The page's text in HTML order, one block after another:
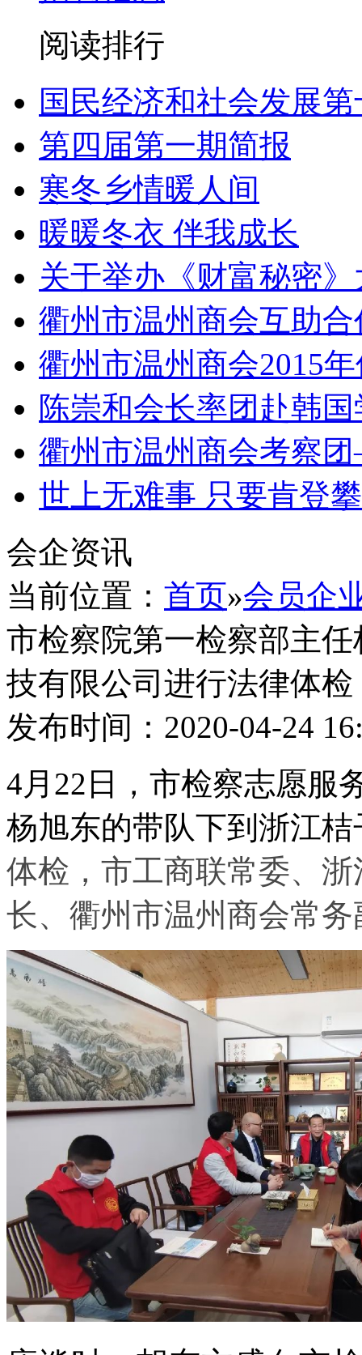
阅读排行
国民经济和社会发展
第四届第一期简报
寒冬乡情暖人间
暖暖冬衣 伴我成长
关于举办《财富秘密
衢州市温州商会互助
衢州市温州商会2015
陈崇和会长率团赴韩
衢州市温州商会考察
世上无难事 只要肯登
会企资讯
当前位置： 首页»会员企
市检察院第一检察部主
技有限公司进行法律体检
发布时间：2020-04-24
4月22日，市检察志愿服
杨旭东的带队下到浙江
体检，市工商联常委、
长、衢州市温州商会常